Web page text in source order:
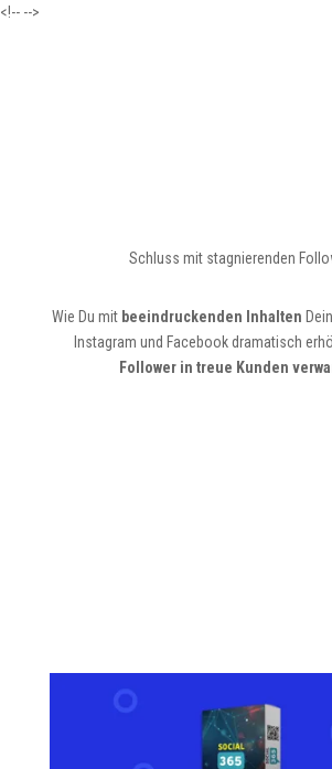
<!-- -->
Schluss mit stagnierenden
Wie Du mit beeindruckenden Inhalten
Instagram und Facebook dramatisch
Follower in treue Kunden